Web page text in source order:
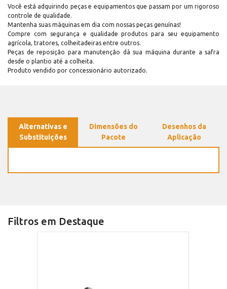
Você está adquirindo peças e equipamentos que passam por um rigoroso
controle de qualidade.
Mantenha suas máquinas em dia com nossas peças genuínas!
Compre com segurança e qualidade produtos para seu equipamento
agrícola, tratores, colheitadeiras entre outros.
Peças de reposição para manutenção dá sua máquina durante a safra
desde o plantio até a colheita.
Produto vendido por concessionário autorizado.
Alternativas e
Substituições
Dimensões do
Pacote
Desenhos da
Aplicação
Filtros em Destaque